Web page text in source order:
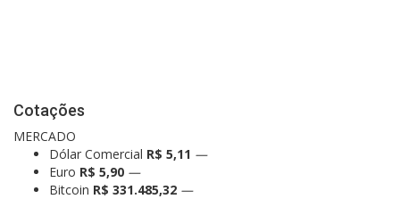
Cotações
MERCADO
Dólar Comercial R$ 5,11 —
Euro R$ 5,90 —
Bitcoin R$ 331.485,32 —